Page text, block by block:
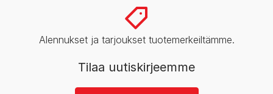
Alennukset ja tarjoukset tuotemerkeiltämme.
Tilaa uutiskirjeemme